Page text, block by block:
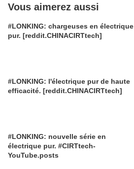
Vous aimerez aussi
#LONKING: chargeuses en électrique
pur. [reddit.CHINACIRTtech]
#LONKING: l'électrique pur de haute
efficacité. [reddit.CHINACIRTtech]
#LONKING: nouvelle série en
électrique pur. #CIRTtech-
YouTube.posts